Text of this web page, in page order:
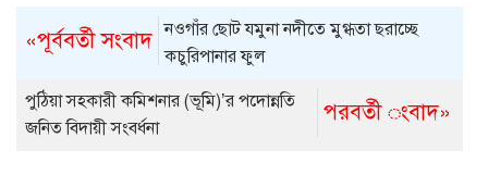
«পূর্ববর্তী সংবাদ নওগাঁর ছোট যমুনা নদীতে মুগ্ধতা ছরাচ্ছে
কচুরিপানার ফুল
পরবর্তী ংবাদ»
পুঠিয়া সহকারী কমিশনার (ভূমি)’র পদোন্নতি
জনিত বিদায়ী সংবর্ধনা